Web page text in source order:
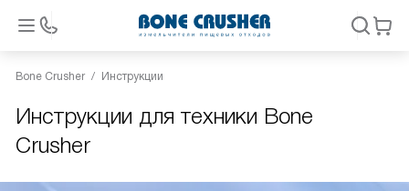
Bone Crusher Инструкции
Инструкции для техники Bone
Crusher